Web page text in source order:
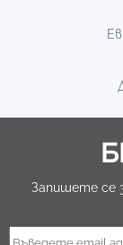
Запишете се